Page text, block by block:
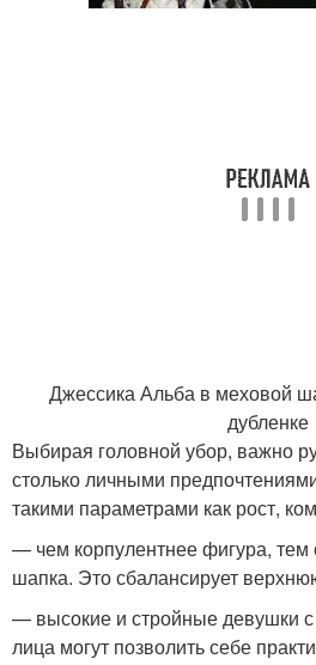
Джессика Альба в меховой
дубленке
Выбирая головной убор, важно
столько личными
такими параметрами как рост,
— чем корпулентнее фигура,
шапка. Это сбалансирует
— высокие и стройные девушки
лица могут позволить себе